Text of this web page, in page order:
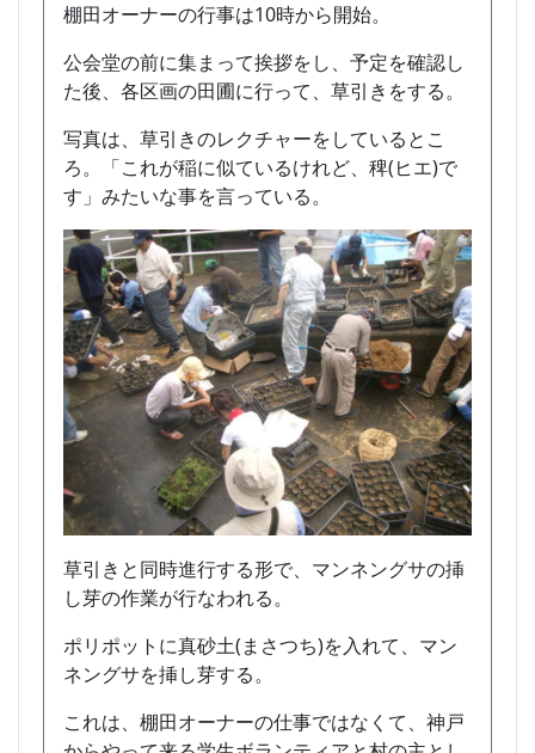
棚田オーナーの行事は10時から開始。
公会堂の前に集まって挨拶をし、予定を確認し
た後、各区画の田圃に行って、草引きをする。
写真は、草引きのレクチャーをしているとこ
ろ。「これが稲に似ているけれど、稗(ヒエ)で
す」みたいな事を言っている。
草引きと同時進行する形で、マンネングサの挿
し芽の作業が行なわれる。
ポリポットに真砂土(まさつち)を入れて、マン
ネングサを挿し芽する。
これは、棚田オーナーの仕事ではなくて、神戸